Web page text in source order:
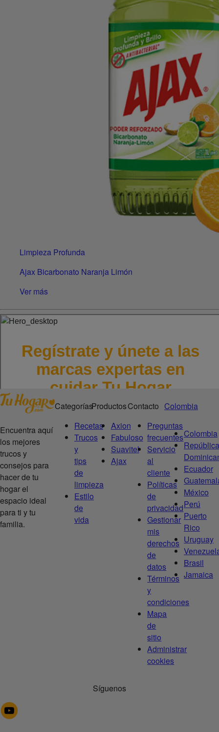
Limpieza Profunda
Ajax Bicarbonato Naranja Limón
Ver más
Encuentra aquí
los mejores
trucos y
consejos para
hacer de tu
hogar el
espacio ideal
para ti y tu
familia.
Categorías
Recetas
Trucos
y
tips
de
limpieza
Estilo
de
vida
Productos
Axion
Fabuloso
Suavitel
Ajax
Contacto
Preguntas
frecuentes
Servicio
al
cliente
Políticas
de
privacidad
Gestionar
mis
derechos
de
datos
Términos
y
condiciones
Mapa
de
sitio
Administrar
cookies
Colombia
Colombia
República
Ecuador
México
Perú
Puerto
Rico
Uruguay
Brasil
Jamaica
Síguenos